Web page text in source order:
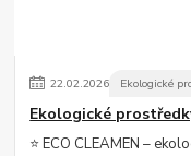
22.02.2026 Ekologické
Ekologické
⭐ ECO CLEAMEN –